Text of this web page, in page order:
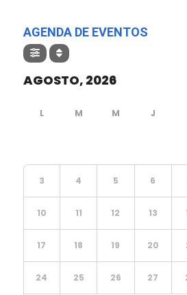
AGENDA DE EVENTOS
AGOSTO, 2026
3 4 5 6
10 11 12 13
17 18 19 20
24 25 26 27